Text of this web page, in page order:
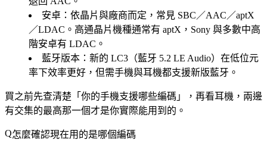
安卓 ：依晶片與廠商而定，常見 SBC／AAC／aptX
／LDAC。高通晶片機種通常有 aptX，Sony 與多數中高
階安卓有 LDAC。
藍牙版本 ：新的 LC3（藍牙 5.2 LE Audio）在低位元
率下效率更好，但需手機與耳機都支援新版藍牙。
買之前先查清楚「你的手機支援哪些編碼」，再看耳機，兩邊
有交集的最高那一個才是你實際能用到的。
怎麼確認現在用的是哪個編碼